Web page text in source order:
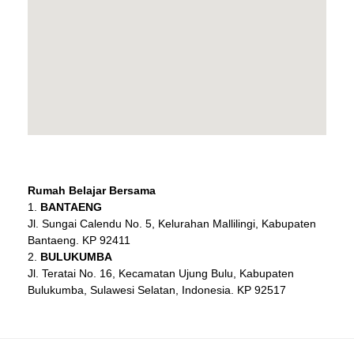
Rumah Belajar Bersama
BANTAENG
Jl. Sungai Calendu No. 5, Kelurahan Mallilingi, Kabupaten
Bantaeng. KP 92411
BULUKUMBA
Jl. Teratai No. 16, Kecamatan Ujung Bulu, Kabupaten
Bulukumba, Sulawesi Selatan, Indonesia. KP 92517